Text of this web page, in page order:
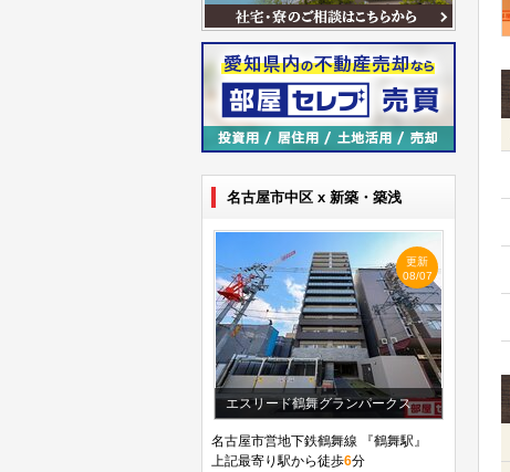
名古屋市中区 x 新築・築浅
更新
08/07
エスリード鶴舞グランパークス
名古屋市営地下鉄鶴舞線 『鶴舞駅』
上記最寄り駅から徒歩6分